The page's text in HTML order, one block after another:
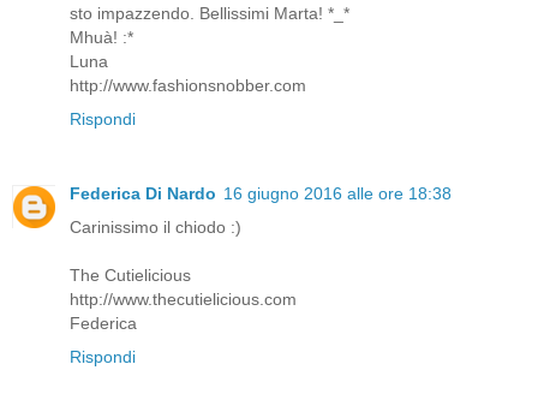
sto impazzendo. Bellissimi Marta! *_*
Mhuà! :*
Luna
http://www.fashionsnobber.com
Rispondi
Federica Di Nardo 16 giugno 2016 alle ore 18:38
Carinissimo il chiodo :)
The Cutielicious
http://www.thecutielicious.com
Federica
Rispondi